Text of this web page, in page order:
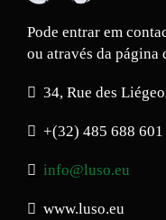
Pode entrar em
ou através da página
34, Rue des
+(32) 485 688 601
info@luso.eu
www.luso.eu